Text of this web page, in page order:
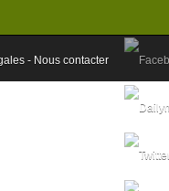
- Nous contacter